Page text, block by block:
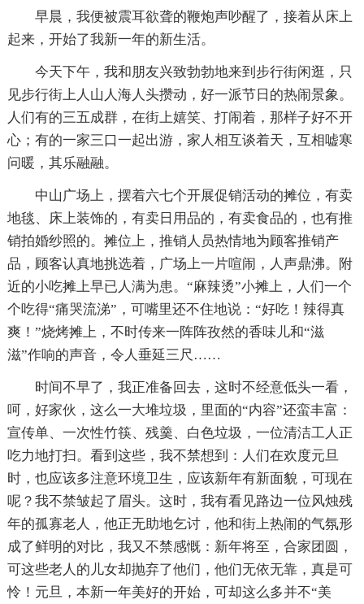
早晨，我便被震耳欲聋的鞭炮声吵醒了，接着从床上
起来，开始了我新一年的新生活。
今天下午，我和朋友兴致勃勃地来到步行街闲逛，只
见步行街上人山人海人头攒动，好一派节日的热闹景象。
人们有的三五成群，在街上嬉笑、打闹着，那样子好不开
心；有的一家三口一起出游，家人相互谈着天，互相嘘寒
问暖，其乐融融。
中山广场上，摆着六七个开展促销活动的摊位，有卖
地毯、床上装饰的，有卖日用品的，有卖食品的，也有推
销拍婚纱照的。摊位上，推销人员热情地为顾客推销产
品，顾客认真地挑选着，广场上一片喧闹，人声鼎沸。附
近的小吃摊上早已人满为患。“麻辣烫”小摊上，人们一个
个吃得“痛哭流涕”，可嘴里还不住地说：“好吃！辣得真
爽！”烧烤摊上，不时传来一阵阵孜然的香味儿和“滋
滋”作响的声音，令人垂延三尺……
时间不早了，我正准备回去，这时不经意低头一看，
呵，好家伙，这么一大堆垃圾，里面的“内容”还蛮丰富：
宣传单、一次性竹筷、残羹、白色垃圾，一位清洁工人正
吃力地打扫。看到这些，我不禁想到：人们在欢度元旦
时，也应该多注意环境卫生，应该新年有新面貌，可现在
呢？我不禁皱起了眉头。这时，我有看见路边一位风烛残
年的孤寡老人，他正无助地乞讨，他和街上热闹的气氛形
成了鲜明的对比，我又不禁感慨：新年将至，合家团圆，
可这些老人的儿女却抛弃了他们，他们无依无靠，真是可
怜！元旦，本新一年美好的开始，可却这么多并不“美